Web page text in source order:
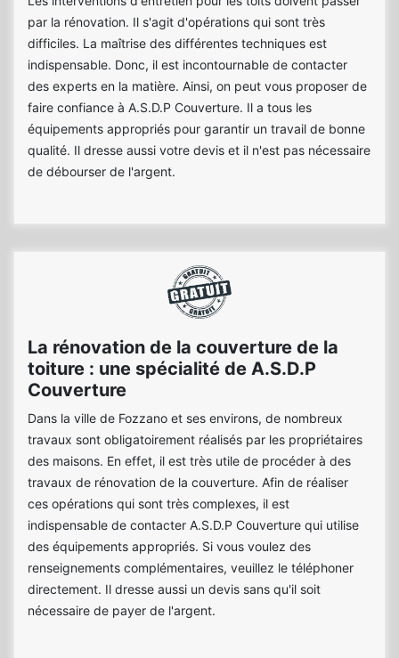
par la rénovation. Il s'agit d'opérations qui sont très
difficiles. La maîtrise des différentes techniques est
indispensable. Donc, il est incontournable de contacter
des experts en la matière. Ainsi, on peut vous proposer de
faire confiance à A.S.D.P Couverture. Il a tous les
équipements appropriés pour garantir un travail de bonne
qualité. Il dresse aussi votre devis et il n'est pas nécessaire
de débourser de l'argent.
La rénovation de la couverture de la
toiture : une spécialité de A.S.D.P
Couverture
Dans la ville de Fozzano et ses environs, de nombreux
travaux sont obligatoirement réalisés par les propriétaires
des maisons. En effet, il est très utile de procéder à des
travaux de rénovation de la couverture. Afin de réaliser
ces opérations qui sont très complexes, il est
indispensable de contacter A.S.D.P Couverture qui utilise
des équipements appropriés. Si vous voulez des
renseignements complémentaires, veuillez le téléphoner
directement. Il dresse aussi un devis sans qu'il soit
nécessaire de payer de l'argent.